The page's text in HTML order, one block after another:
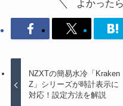
よかった
NZXTの簡易水冷「Kraken
Z」シリーズが時計表示に
対応！設定方法を解説